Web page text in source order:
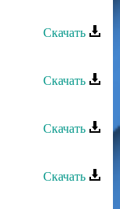
Скачать
Скачать
Скачать
Скачать